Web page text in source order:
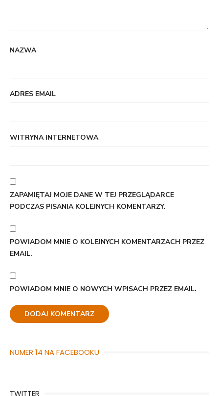
NAZWA
ADRES EMAIL
WITRYNA INTERNETOWA
ZAPAMIĘTAJ MOJE DANE W TEJ PRZEGLĄDARCE
PODCZAS PISANIA KOLEJNYCH KOMENTARZY.
POWIADOM MNIE O KOLEJNYCH KOMENTARZACH PRZEZ
EMAIL.
POWIADOM MNIE O NOWYCH WPISACH PRZEZ EMAIL.
NUMER 14 NA FACEBOOKU
TWITTER